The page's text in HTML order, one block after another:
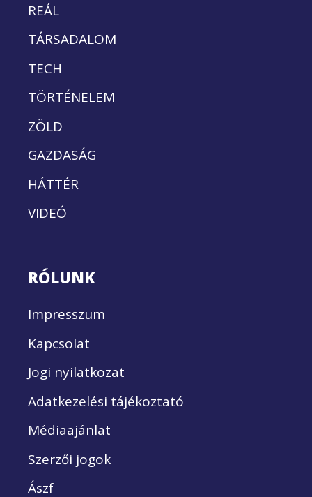
REÁL
TÁRSADALOM
TECH
TÖRTÉNELEM
ZÖLD
GAZDASÁG
HÁTTÉR
VIDEÓ
RÓLUNK
Impresszum
Kapcsolat
Jogi nyilatkozat
Adatkezelési tájékoztató
Médiaajánlat
Szerzői jogok
Ászf